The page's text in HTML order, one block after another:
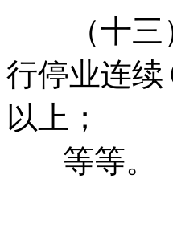
（十三）
行停业连续
以上；
等等。